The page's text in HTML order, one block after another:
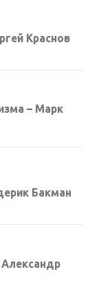
Краснов
– Марк
Бакман